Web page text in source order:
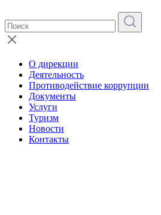
О дирекции
Деятельность
Противодействие коррупции
Документы
Услуги
Туризм
Новости
Контакты